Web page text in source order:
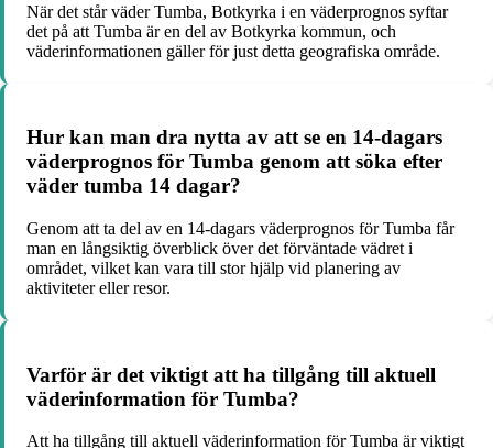
När det står väder Tumba, Botkyrka i en väderprognos syftar
det på att Tumba är en del av Botkyrka kommun, och
väderinformationen gäller för just detta geografiska område.
Hur kan man dra nytta av att se en 14-dagars
väderprognos för Tumba genom att söka efter
väder tumba 14 dagar?
Genom att ta del av en 14-dagars väderprognos för Tumba får
man en långsiktig överblick över det förväntade vädret i
området, vilket kan vara till stor hjälp vid planering av
aktiviteter eller resor.
Varför är det viktigt att ha tillgång till aktuell
väderinformation för Tumba?
Att ha tillgång till aktuell väderinformation för Tumba är viktigt